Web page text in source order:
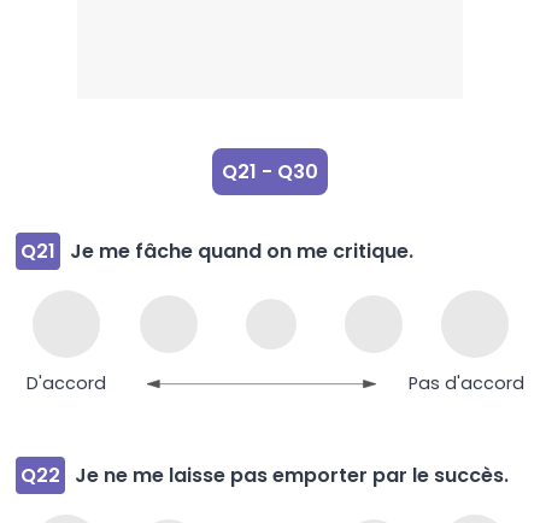
Q21 - Q30
Q21 Je me fâche quand on me critique.
D'accord Pas d'accord
Q22 Je ne me laisse pas emporter par le succès.